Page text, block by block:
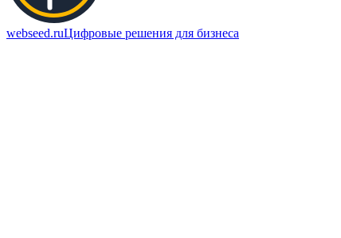
webseed.ruЦифровые решения для бизнеса